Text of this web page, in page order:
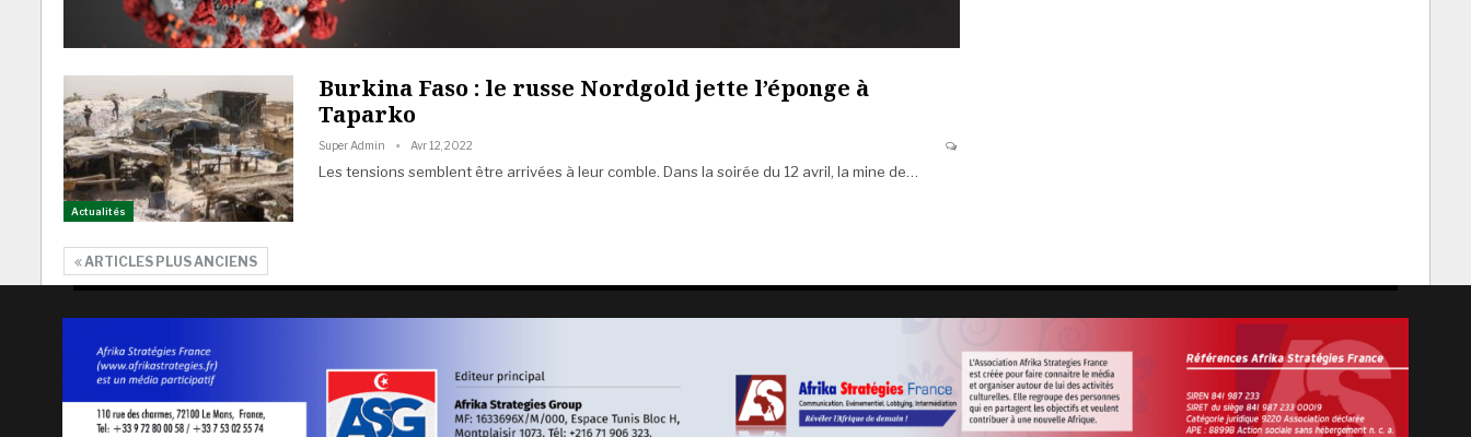
Actualités
Burkina Faso : le russe Nordgold jette l’éponge à
Taparko
Super Admin Avr 12, 2022
Les tensions semblent être arrivées à leur comble. Dans la soirée du 12 avril, la mine de…
ARTICLES PLUS ANCIENS